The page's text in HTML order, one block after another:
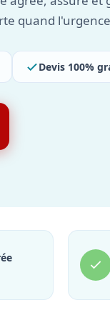
quand
Devis 100%